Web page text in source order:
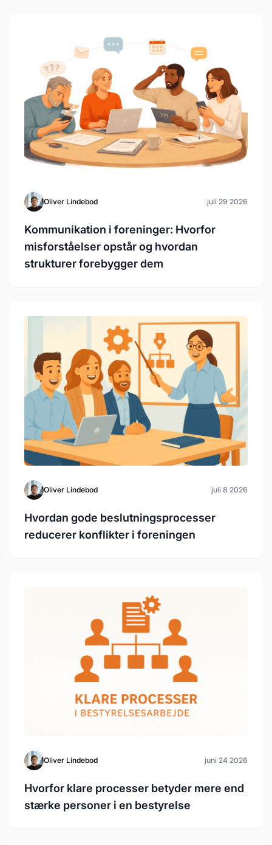
Oliver Lindebod juli 29 2026
Kommunikation i foreninger: Hvorfor
misforståelser opstår og hvordan
strukturer forebygger dem
Oliver Lindebod juli 8 2026
Hvordan gode beslutningsprocesser
reducerer konflikter i foreningen
Oliver Lindebod juni 24 2026
Hvorfor klare processer betyder mere end
stærke personer i en bestyrelse